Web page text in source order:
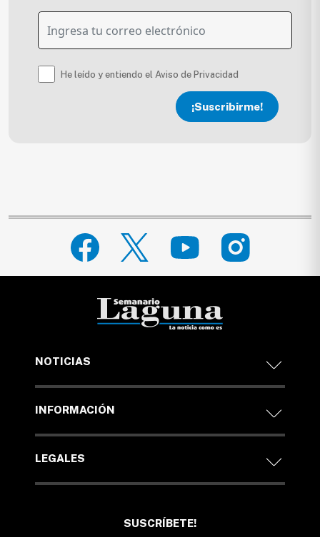
He leído y entiendo el Aviso de Privacidad
¡Suscribirme!
NOTICIAS
INFORMACIÓN
LEGALES
SUSCRÍBETE!